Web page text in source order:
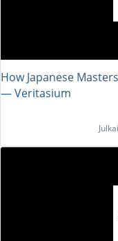
How Japanese
― Veritasium